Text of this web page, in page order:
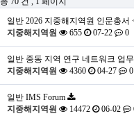
일반 2026 지중해지역원 인문총
지중해지역원
655 07-22 0
일반 중동 지역 연구 네트워크 업
지중해지역원
4360 04-27 0
일반 IMS Forum
지중해지역원
14472 06-02